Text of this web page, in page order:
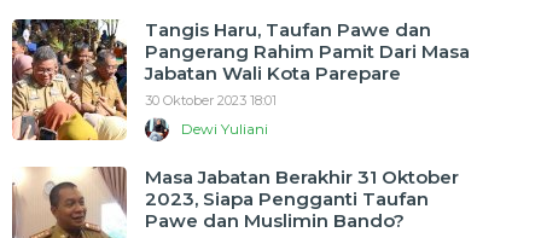
Tangis Haru, Taufan Pawe dan
Pangerang Rahim Pamit Dari Masa
Jabatan Wali Kota Parepare
30 Oktober 2023 18:01
Dewi Yuliani
Masa Jabatan Berakhir 31 Oktober
2023, Siapa Pengganti Taufan
Pawe dan Muslimin Bando?